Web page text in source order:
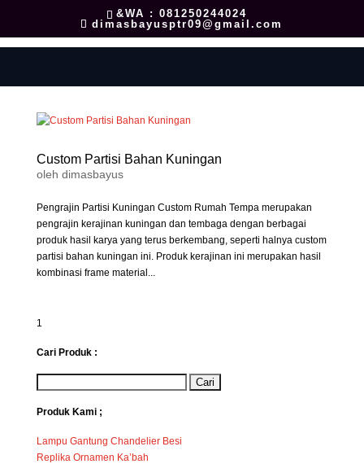
&WA : 081250244024
dimasbayusptr09@gmail.com
Custom Partisi Bahan Kuningan
oleh dimasbayus
Pengrajin Partisi Kuningan Custom Rumah Tempa merupakan
pengrajin kerajinan kuningan dan tembaga dengan berbagai
produk hasil karya yang terus berkembang, seperti halnya custom
partisi bahan kuningan ini. Produk kerajinan ini merupakan hasil
kombinasi frame material...
1
Cari Produk :
Produk Kami ;
Lampu Gantung Chandelier Besi
Replika Ornamen Ka’bah